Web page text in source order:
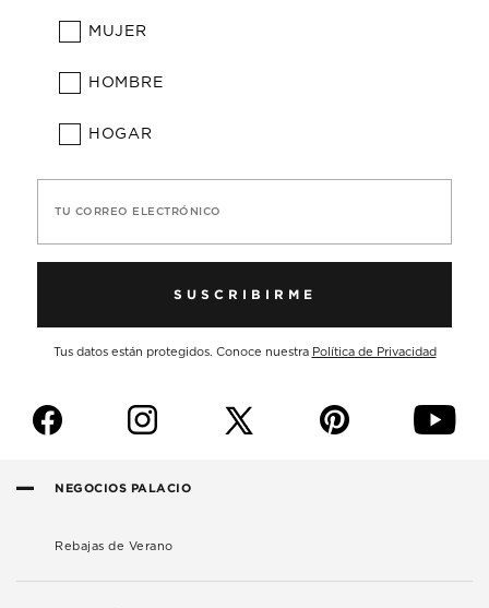
MUJER
HOMBRE
HOGAR
TU CORREO ELECTRÓNICO
SUSCRIBIRME
Tus datos están protegidos. Conoce nuestra Política de Privacidad
f i p y
NEGOCIOS PALACIO
Rebajas de Verano